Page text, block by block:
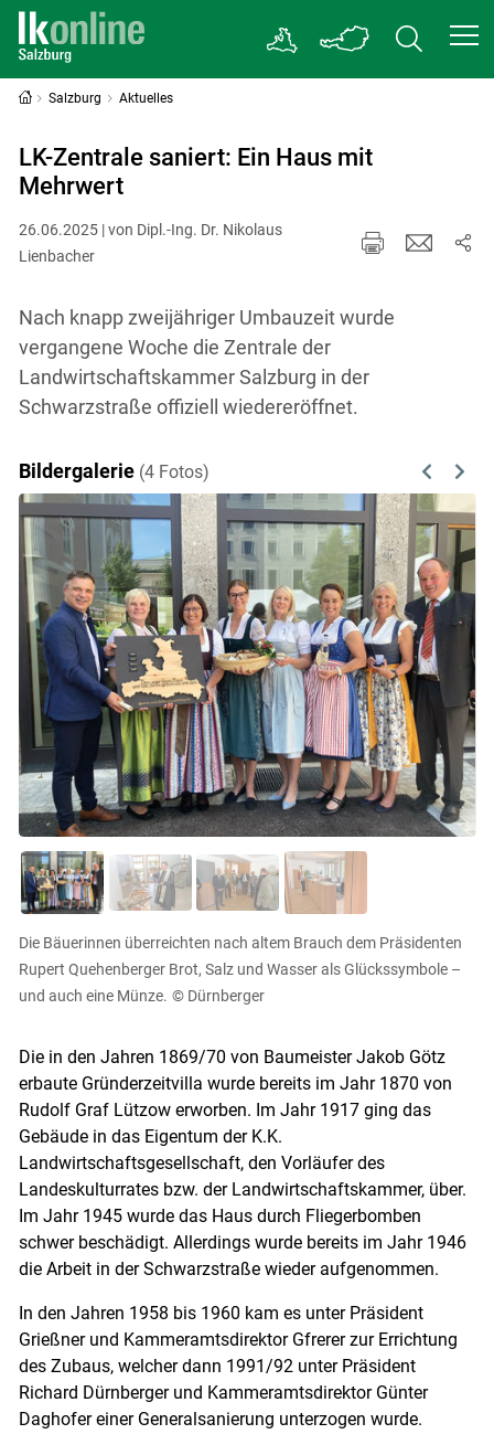
Skip to main content
Salzburg Aktuelles
LK-Zentrale saniert: Ein Haus mit
Mehrwert
26.06.2025 | von Dipl.-Ing. Dr. Nikolaus
Lienbacher
Nach knapp zweijähriger Umbauzeit wurde
vergangene Woche die Zentrale der
Landwirtschaftskammer Salzburg in der
Schwarzstraße offiziell wiedereröffnet.
Bildergalerie (4 Fotos) Previous
Next
Die Bäuerinnen überreichten nach altem Brauch dem Präsidenten
Rupert Quehenberger Brot, Salz und Wasser als Glückssymbole –
und auch eine Münze. © Dürnberger
Die in den Jahren 1869/70 von Baumeister Jakob Götz
erbaute Gründerzeitvilla wurde bereits im Jahr 1870 von
Rudolf Graf Lützow erworben. Im Jahr 1917 ging das
Gebäude in das Eigentum der K.K.
Landwirtschaftsgesellschaft, den Vorläufer des
Landeskulturrates bzw. der Landwirtschaftskammer, über.
Im Jahr 1945 wurde das Haus durch Fliegerbomben
schwer beschädigt. Allerdings wurde bereits im Jahr 1946
die Arbeit in der Schwarzstraße wieder aufgenommen.
In den Jahren 1958 bis 1960 kam es unter Präsident
Grießner und Kammeramtsdirektor Gfrerer zur Errichtung
des Zubaus, welcher dann 1991/92 unter Präsident
Richard Dürnberger und Kammeramtsdirektor Günter
Daghofer einer Generalsanierung unterzogen wurde.